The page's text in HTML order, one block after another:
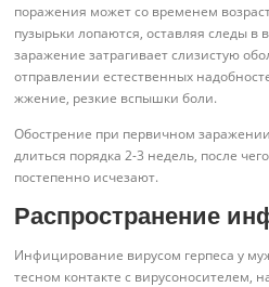
поражения может со временем
пузырьки лопаются, оставляя следы в
заражение затрагивает слизистую
отправлении естественных
жжение, резкие вспышки боли.
Обострение при первичном
длиться порядка 2-3 недель, после
постепенно исчезают.
Распространение
Инфицирование вирусом герпеса у
тесном контакте с вирусоносителем,